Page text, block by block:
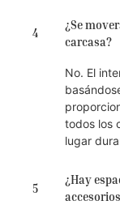
4
¿Se
carcasa?
No. El
todos los
lugar
5
¿Hay